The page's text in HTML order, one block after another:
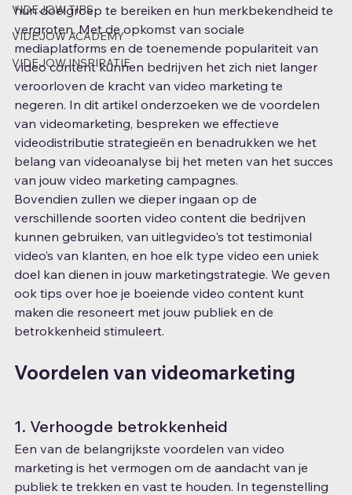
VIDEJOW TIPS
VIDEJOW ACADEMY
VIDEJOW INSPIRATIE
hun doelgroep te bereiken en hun merkbekendheid te
vergroten. Met de opkomst van sociale
mediaplatforms en de toenemende populariteit van
video content kunnen bedrijven het zich niet langer
veroorloven de kracht van video marketing te
negeren. In dit artikel onderzoeken we de voordelen
van videomarketing, bespreken we effectieve
videodistributie strategieën en benadrukken we het
belang van videoanalyse bij het meten van het succes
van jouw video marketing campagnes.
Bovendien zullen we dieper ingaan op de
verschillende soorten video content die bedrijven
kunnen gebruiken, van uitlegvideo's tot testimonial
video’s van klanten, en hoe elk type video een uniek
doel kan dienen in jouw marketingstrategie. We geven
ook tips over hoe je boeiende video content kunt
maken die resoneert met jouw publiek en de
betrokkenheid stimuleert.
Voordelen van videomarketing
1. Verhoogde betrokkenheid
Een van de belangrijkste voordelen van video
marketing is het vermogen om de aandacht van je
publiek te trekken en vast te houden. In tegenstelling